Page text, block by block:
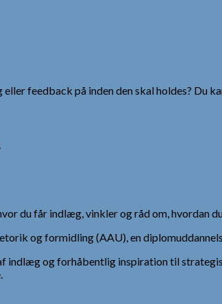
feedback på inden den skal holdes? Du
du får indlæg, vinkler og råd om, hvordan
og formidling (AAU), en
indlæg og forhåbentlig inspiration til